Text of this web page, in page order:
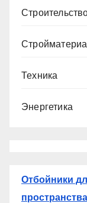
Техника
Энергетика
Отбойники